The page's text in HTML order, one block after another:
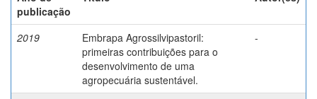
publicação
2019
Embrapa Agrossilvipastoril:
primeiras contribuições para o
desenvolvimento de uma
agropecuária sustentável.
-